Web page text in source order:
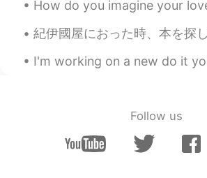
Just ask the clerk before
若い時に私の兄さんが良
When I was a kid my
By the way nacho
Fritos
How do you imagine your love or perfect date? For me, I always
紀伊國屋におった時、本を探してた途中、めっちゃイケてるおっさんに声をかけたん。「Can you read Japanese?」って英語で聞かれた笑
I'm working on a new do it yourself project at home, and I'm
Follow us